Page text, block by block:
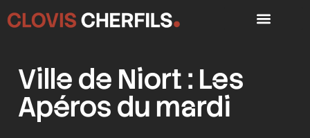
Ville de Niort : Les
Apéros du mardi